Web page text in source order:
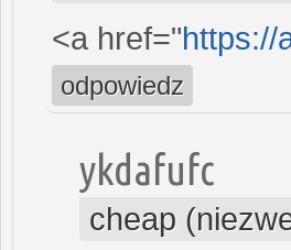
<a href="https://
odpowiedz
ykdafufc
cheap